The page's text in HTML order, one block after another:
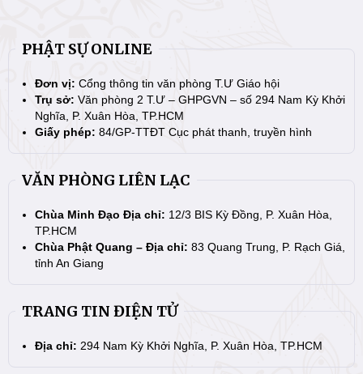
PHẬT SỰ ONLINE
Đơn vị: Cổng thông tin văn phòng T.Ư Giáo hội
Trụ sở: Văn phòng 2 T.Ư – GHPGVN – số 294 Nam Kỳ Khởi
Nghĩa, P. Xuân Hòa, TP.HCM
Giấy phép: 84/GP-TTĐT Cục phát thanh, truyền hình
VĂN PHÒNG LIÊN LẠC
Chùa Minh Đạo Địa chỉ: 12/3 BIS Kỳ Đồng, P. Xuân Hòa,
TP.HCM
Chùa Phật Quang – Địa chỉ: 83 Quang Trung, P. Rạch Giá,
tỉnh An Giang
TRANG TIN ĐIỆN TỬ
Địa chỉ: 294 Nam Kỳ Khởi Nghĩa, P. Xuân Hòa, TP.HCM